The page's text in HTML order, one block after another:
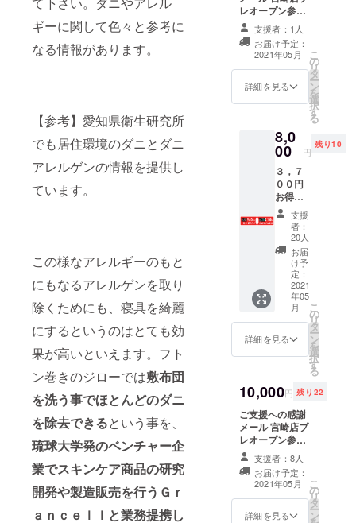
ギーに関して色々と参考に
なる情報があります。
【参考】愛知県衛生研究所
でも居住環境のダニとダニ
アレルゲンの情報を提供し
ています。
この様なアレルギーのもと
にもなるアレルゲンを取り
除くためにも、寝具を綺麗
にするというのはとても効
果が高いといえます。フト
ン巻きのジローでは敷布団
を洗う事でほとんどのダニ
を除去できるという事を、
琉球大学発のベンチャー企
業でスキンケア商品の研究
開発や製造販売を行うＧｒ
ａｎｃｅｌｌと業務提携し
ドカー
供！
レオープン参加
プレオープンの
際にご入場とコ
インランドリー
のご利用が可能
です。 オープン
当日は混雑が予
招待させていた
だきます。混雑
なご利用が出来
るようにご案内
させていただき
ます。 宮崎店プ
リペイドカード
5,000円 10％お
得な5,500円分の
プリペイドカー
ドです。 ※プリ
ペイドカードは
宮崎店のみご利
用いただけま
支援者：1人
お届け予定：
2021年05月
詳細を見る
こ
の
リ
タ
ー
ン
を
選
択
す
る
8,0
00 円
残り10
３，７
００円
お得な
プラチ
ナプリ
ペイド
カード
８，０
００円
で９，
６００
円分使
えるプ
リペイ
ドカー
ドにさ
２，１
００円
分のプ
リペイ
ドカー
供！
支援
者：
20人
お届
け予
定：
2021
年05
月
詳細を見る
こ
の
リ
タ
ー
ン
を
選
択
す
る
10,000円 残り22
ご支援への感謝
メール 宮崎店プ
レオープン参加
プレオープンの
際にご入場とコ
インランドリー
のご利用が可能
です。 オープン
当日は混雑が予
支援者：8人
お届け予定：
2021年05月
詳細を見る
こ
の
リ
タ
ー
ン